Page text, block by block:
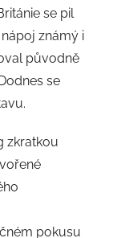
se pil
známý i
původně
se
zkratkou
pokusu